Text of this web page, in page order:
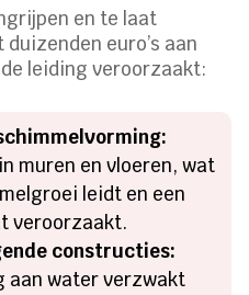
en te laat
euro’s aan
leiding veroorzaakt:
muren en vloeren, wat
leidt en een
veroorzaakt.
constructies:
aan water verzwakt